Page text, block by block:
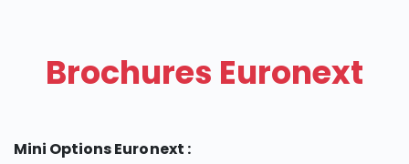
Brochures Euronext
Mini Options Euronext :